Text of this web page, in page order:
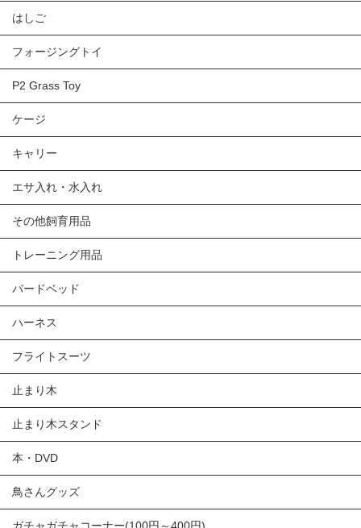
はしご
フォージングトイ
P2 Grass Toy
ケージ
キャリー
エサ入れ・水入れ
その他飼育用品
トレーニング用品
バードベッド
ハーネス
フライトスーツ
止まり木
止まり木スタンド
本・DVD
鳥さんグッズ